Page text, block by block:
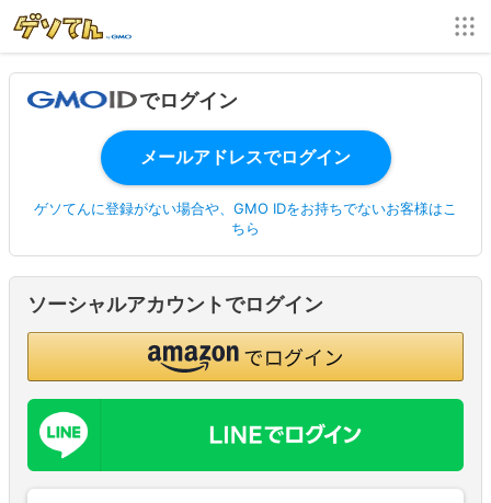
でログイン
ゲソてんに登録がない場合や、GMO IDをお持ちでないお客様はこ
ちら
ソーシャルアカウントでログイン